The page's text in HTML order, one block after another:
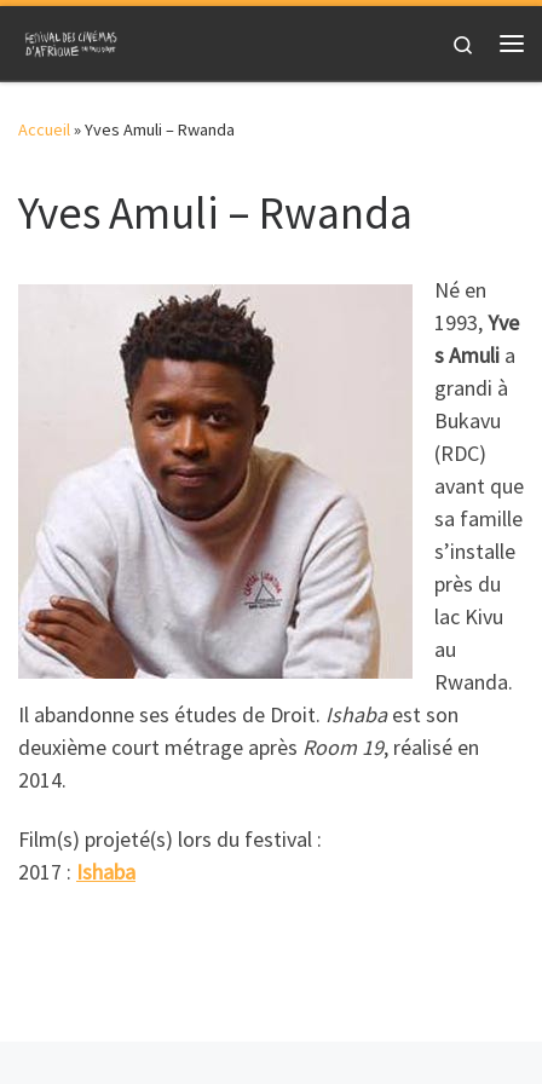
Skip to content
Search
Accueil»Yves Amuli – Rwanda
Yves Amuli – Rwanda
Né en
1993,Yve
s Amuli a
grandi à
Bukavu
(RDC)
avant que
sa famille
s’installe
près du
lac Kivu
au
Rwanda.
Il abandonne ses études de Droit. Ishabaest son
deuxième court métrage après Room 19, réalisé en
2014.
Film(s) projeté(s) lors du festival :
2017 : Ishaba